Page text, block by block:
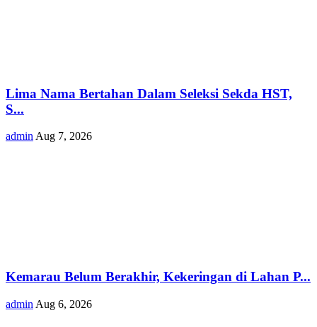
Lima Nama Bertahan Dalam Seleksi Sekda HST,
S...
adminAug 7, 2026
Kemarau Belum Berakhir, Kekeringan di Lahan P...
admin Aug 6, 2026